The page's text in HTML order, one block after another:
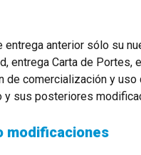
anterior sólo su
entrega Carta de Portes,
comercialización y
sus posteriores
modificaciones